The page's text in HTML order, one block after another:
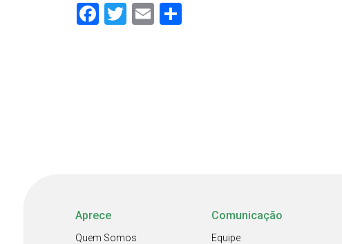
Facebook
Twitter
Email
Aprece
Quem Somos
Comunicação
Equipe